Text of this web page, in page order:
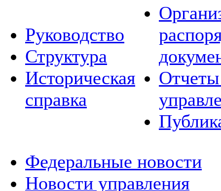
Руководство
Структура
Историческая
справка
Отчеты
Федеральные новости
Новости управления